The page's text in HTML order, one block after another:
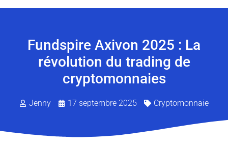
Fundspire Axivon 2025 : La
révolution du trading de
cryptomonnaies
Jenny 17 septembre 2025 Cryptomonnaie